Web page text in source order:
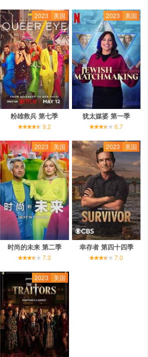
2023 美国
粉雄救兵 第七季
9.2
2023 美国
犹太媒婆 第一季
6.7
2023 美国
时尚的未来 第二季
7.3
2023 美国
幸存者 第四十四季
7.0
2023 美国